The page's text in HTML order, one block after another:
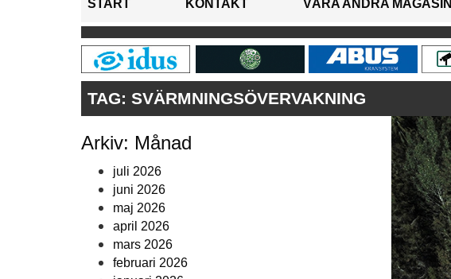
START KONTAKT VÅRA ANDRA MAGASIN
TAG: SVÄRMNINGSÖVERVAKNING
Arkiv: Månad
juli 2026
juni 2026
maj 2026
april 2026
mars 2026
februari 2026